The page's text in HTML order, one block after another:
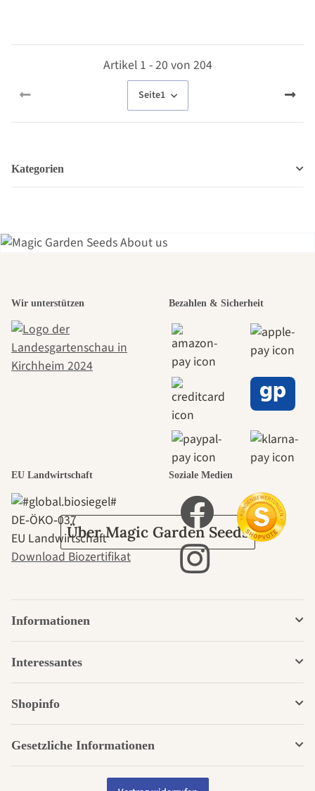
Artikel 1 - 20 von 204
Seite1
Kategorien
schönsten
Wege zu uns
selbst führt
durch den
Garten
Über Magic Garden Seeds
Wir unterstützen Bezahlen & Sicherheit
EU Landwirtschaft
DE‑ÖKO‑037
EU Landwirtschaft
Download Biozertifikat
Soziale Medien
Informationen
Interessantes
Shopinfo
Gesetzliche Informationen